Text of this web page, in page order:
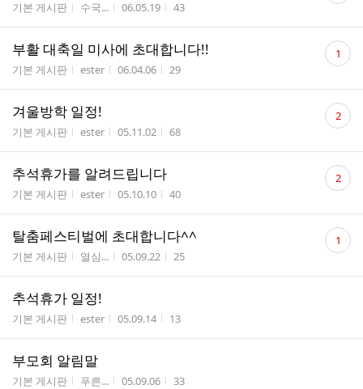
게시판명
기본 게시판 작성자
수국... 작성시간
06.05.19 조회수
43
부활 대축일 미사에 초대합니다!!
게시판명
기본 게시판 작성자
ester 작성시간
06.04.06 조회수
29
댓
글 1
겨울방학 일정!
게시판명
기본 게시판 작성자
ester 작성시간
05.11.02 조회수
68
댓
글 2
추석휴가를 알려드립니다
게시판명
기본 게시판 작성자
ester 작성시간
05.10.10 조회수
40
댓
글 2
탈춤페스티벌에 초대합니다^^
게시판명
기본 게시판 작성자
열심... 작성시간
05.09.22 조회수
25
댓
글 1
추석휴가 일정!
게시판명
기본 게시판 작성자
ester 작성시간
05.09.14 조회수
13
부모회 알림말
게시판명
기본 게시판 작성자
푸른... 작성시간
05.09.06 조회수
33